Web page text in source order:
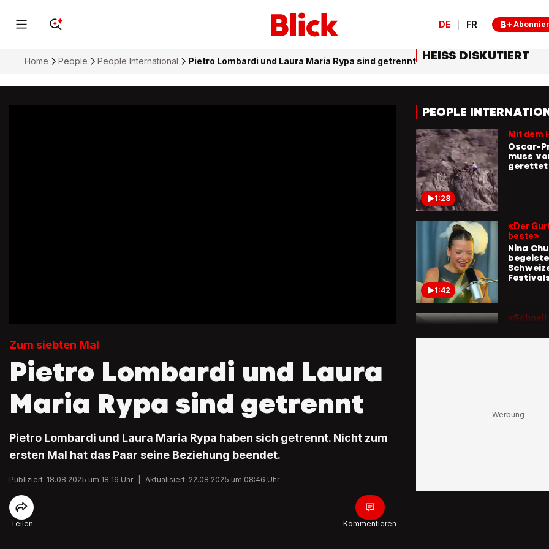
DE FR
Home People People International Pietro Lombardi und Laura Maria Rypa sind getrennt
Zum siebten Mal
Pietro Lombardi und Laura
Maria Rypa sind getrennt
Pietro Lombardi und Laura Maria Rypa haben sich getrennt. Nicht zum
ersten Mal hat das Paar seine Beziehung beendet.
Publiziert: 18.08.2025 um 18:16 Uhr Aktualisiert: 22.08.2025 um 08:46 Uhr
Teilen Kommentieren
PEOPLE
1:28
Mit dem
Oscar-
muss
gerettet
1:42
«Der
beste»
Nina
Warum
aus
HEISS DISKUTIERT